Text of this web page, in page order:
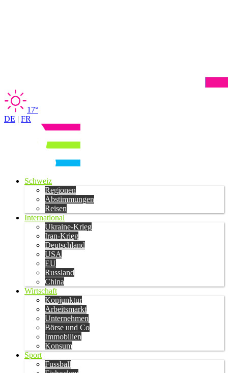
17°
DE | FR
Schweiz
Regionen
Abstimmungen
Reisen
International
Ukraine-Krieg
Iran-Krieg
Deutschland
USA
EU
Russland
China
Wirtschaft
Konjunktur
Arbeitsmarkt
Unternehmen
Börse und Co
Immobilien
Konsum
Sport
Fussball